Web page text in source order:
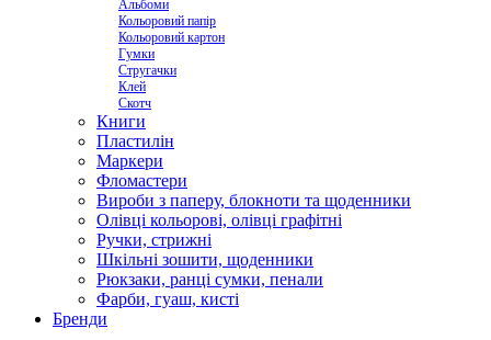
Альбоми
Кольоровий папір
Кольоровий картон
Гумки
Стругачки
Клей
Скотч
Книги
Пластилін
Маркери
Фломастери
Вироби з паперу, блокноти та щоденники
Олівці кольорові, олівці графітні
Ручки, стрижні
Шкільні зошити, щоденники
Рюкзаки, ранці сумки, пенали
Фарби, гуаш, кисті
Бренди